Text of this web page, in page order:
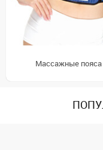
Массажные пояса